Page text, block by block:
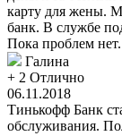
карту для жены.
банк. В службе
Пока проблем нет.
Галина
+ 2 Отлично
06.11.2018
Тинькофф Банк
обслуживания.